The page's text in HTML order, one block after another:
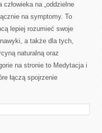
człowieka na „oddzielne
na symptomy. To
lepiej rozumieć swoje
a także dla tych,
naturalną oraz
na stronie to Medytacja i
łączą spojrzenie